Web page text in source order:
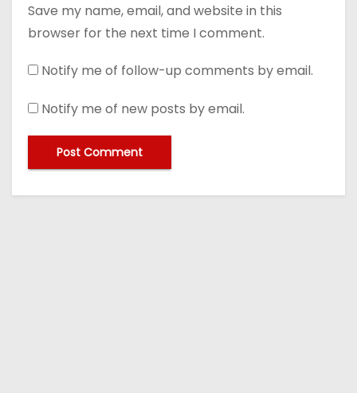
Save my name, email, and website in this
browser for the next time I comment.
Notify me of follow-up comments by email.
Notify me of new posts by email.